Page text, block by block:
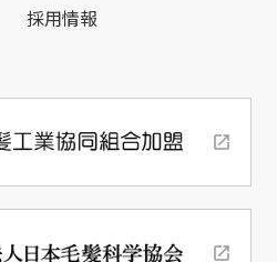
採用情報